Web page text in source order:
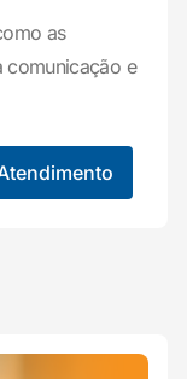
as
comunicação e